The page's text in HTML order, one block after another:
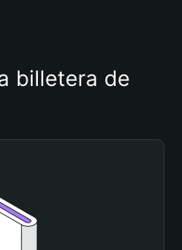
billetera de